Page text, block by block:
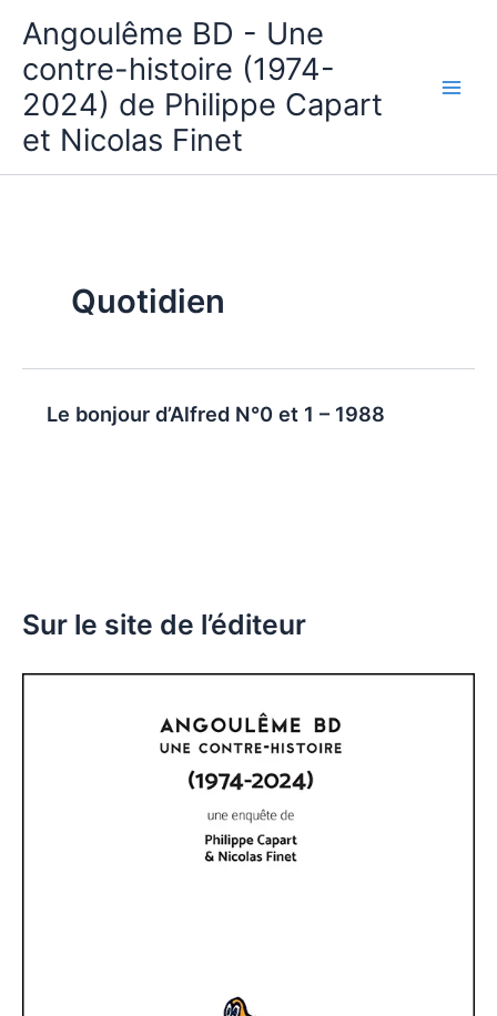
contenu
Angoulême BD - Une
contre-histoire (1974-
2024) de Philippe Capart
et Nicolas Finet
Sur le site de l’éditeur
Quotidien
Le bonjour d’Alfred N°0 et 1 – 1988